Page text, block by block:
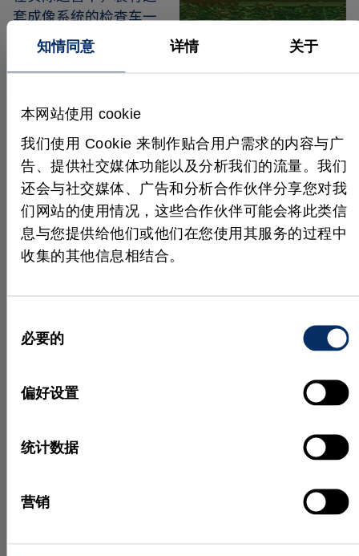
知情同意 详情 关于
本网站使用 cookie
我们使用 Cookie 来制作贴合用户需求的内容与广
告、提供社交媒体功能以及分析我们的流量。我们
还会与社交媒体、广告和分析合作伙伴分享您对我
们网站的使用情况，这些合作伙伴可能会将此类信
息与您提供给他们或他们在您使用其服务的过程中
收集的其他信息相结合。
必要的
偏好设置
统计数据
营销
等物体是否存在、缺失或被
道碴遮挡。
套成像系统的检查车一
个班次可在约 250 英
里距离上采集约 5 TB
图像数据。采集后，所
与定时和 GPS 定位数
据建立索引，将数据关
联起来之后再进行处
理。相机在一个班次期
间采集的数据随后会传送到 Network Rail 的专用处理
环境中，再传输到其中一个 500 TB 的并行文件存储
系统，单个数据集的总数据速率约为每秒 2 GB。
次特定巡逻或一个班次其中一部分的开始和结束时
间。然后，将每次巡逻相关的索引图像细分为代表数
百米铁路基础设施的多个部分，之后移交给一个基于
一段铁轨关联的一组图像数据由 20 个基于 PC 的多
核服务器的处理集群分析并返回结果后，再将下一组
处理相机采集的图像，OmniVision 系统使用了
件库中的图像处理功能。通常情况下，首先会对线扫
描相机采集的图像进行分割，以确定感兴趣区域，例